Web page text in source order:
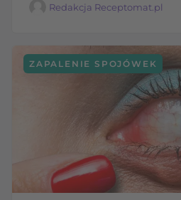
Redakcja Receptomat.pl
ZAPALENIE SPOJÓWEK